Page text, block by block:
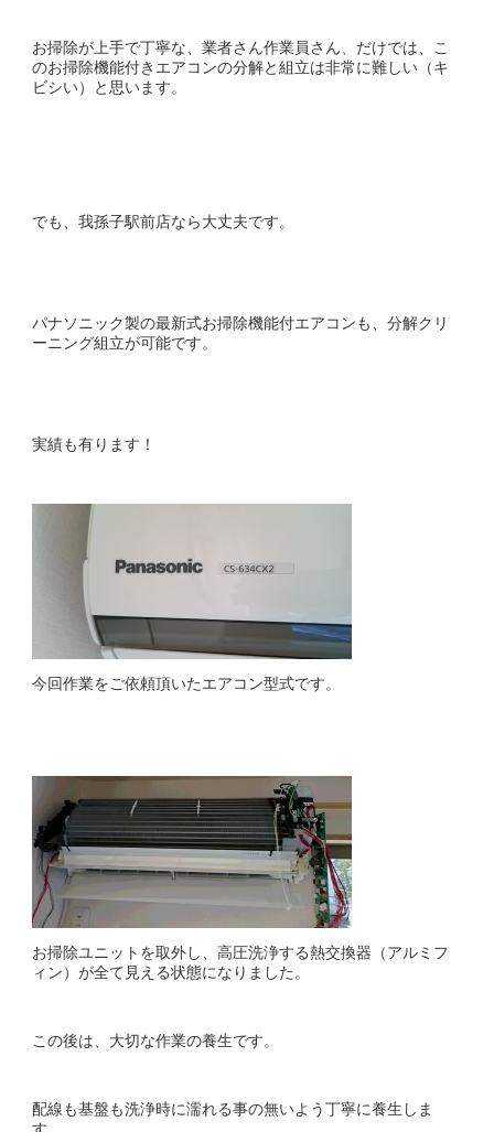
お掃除が上手で丁寧な、業者さん作業員さん、だけでは、こ
のお掃除機能付きエアコンの分解と組立は非常に難しい（キ
ビシい）と思います。
でも、我孫子駅前店なら大丈夫です。
パナソニック製の最新式お掃除機能付エアコンも、分解クリ
ーニング組立が可能です。
実績も有ります！
今回作業をご依頼頂いたエアコン型式です。
お掃除ユニットを取外し、高圧洗浄する熱交換器（アルミフ
ィン）が全て見える状態になりました。
この後は、大切な作業の養生です。
配線も基盤も洗浄時に濡れる事の無いよう丁寧に養生しま
す。